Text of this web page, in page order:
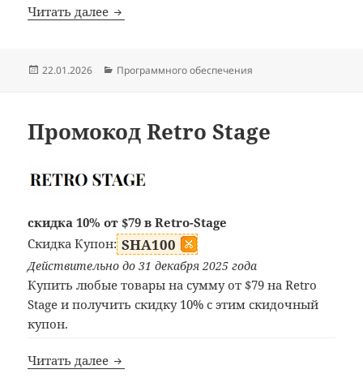
Читать далее Купоны PassFab
Опубликовано
22.01.2026 Рубрики
Программного обеспечения
Промокод Retro Stage
скидка 10% от $79 в Retro-Stage
Скидка Купон: SHA100
Действительно до 31 декабря 2025 года
Купить любые товары на сумму от $79 на Retro
Stage и получить скидку 10% с этим скидочный
купон.
Читать далее Промокод Retro Stage